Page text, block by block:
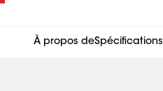
À propos deSpécifications